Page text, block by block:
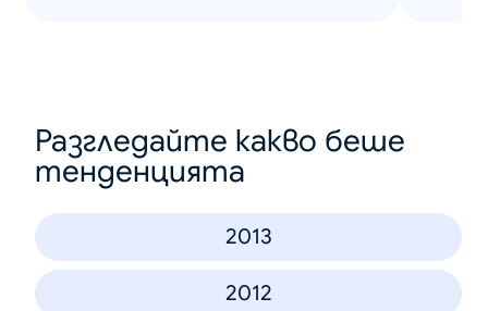
Разгледайте какво беше
тенденцията
2013
2012